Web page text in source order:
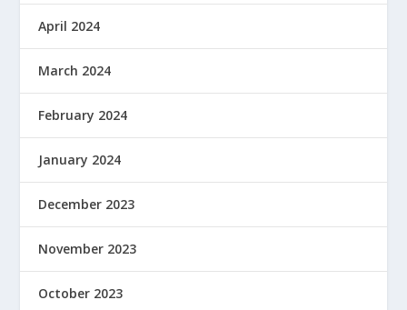
April 2024
March 2024
February 2024
January 2024
December 2023
November 2023
October 2023